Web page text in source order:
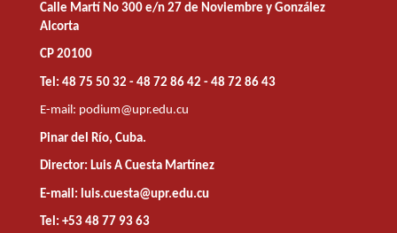
Calle Martí No 300 e/n 27 de Noviembre y González
Alcorta
CP 20100
Tel: 48 75 50 32 - 48 72 86 42 - 48 72 86 43
E-mail: podium@upr.edu.cu
Pinar del Río, Cuba.
Director: Luis A Cuesta Martínez
E-mail: luis.cuesta@upr.edu.cu
Tel: +53 48 77 93 63